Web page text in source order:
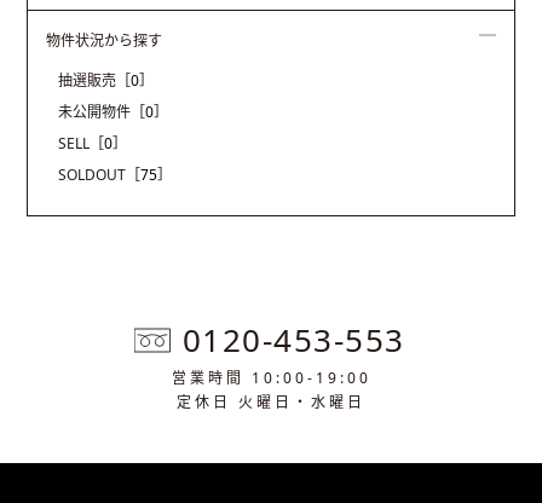
物件状況から探す
抽選販売 ［0］
未公開物件 ［0］
SELL ［0］
SOLDOUT ［75］
0120-453-553
営業時間 10:00-19:00
定休日 火曜日・水曜日